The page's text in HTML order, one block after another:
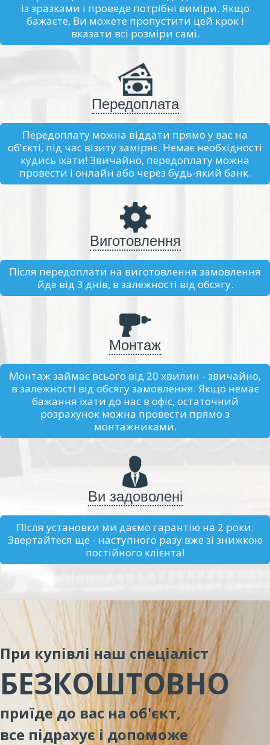
із зразками і проведе потрібні виміри. Якщо
бажаєте, Ви можете пропустити цей крок і
вказати всі розміри самі.
Передоплата
Передоплату можна віддати прямо у вас на
об'єкті, під час візиту заміряє. Немає необхідності
кудись їхати! Звичайно, передоплату можна
провести і онлайн або через будь-який банк.
Виготовлення
Після передоплати на виготовлення замовлення
йде від 3 днів, в залежності від обсягу.
Монтаж
Монтаж займає всього від 20 хвилин - звичайно,
в залежності від обсягу замовлення. Якщо немає
бажання їхати до нас в офіс, остаточний
розрахунок можна провести прямо з
монтажниками.
Ви задоволені
Після установки ми даємо гарантію на 2 роки.
Звертайтеся ще - наступного разу вже зі знижкою
постійного клієнта!
При купівлі наш спеціаліст
БЕЗКОШТОВНО
приїде до вас на об'єкт,
все підрахує і допоможе